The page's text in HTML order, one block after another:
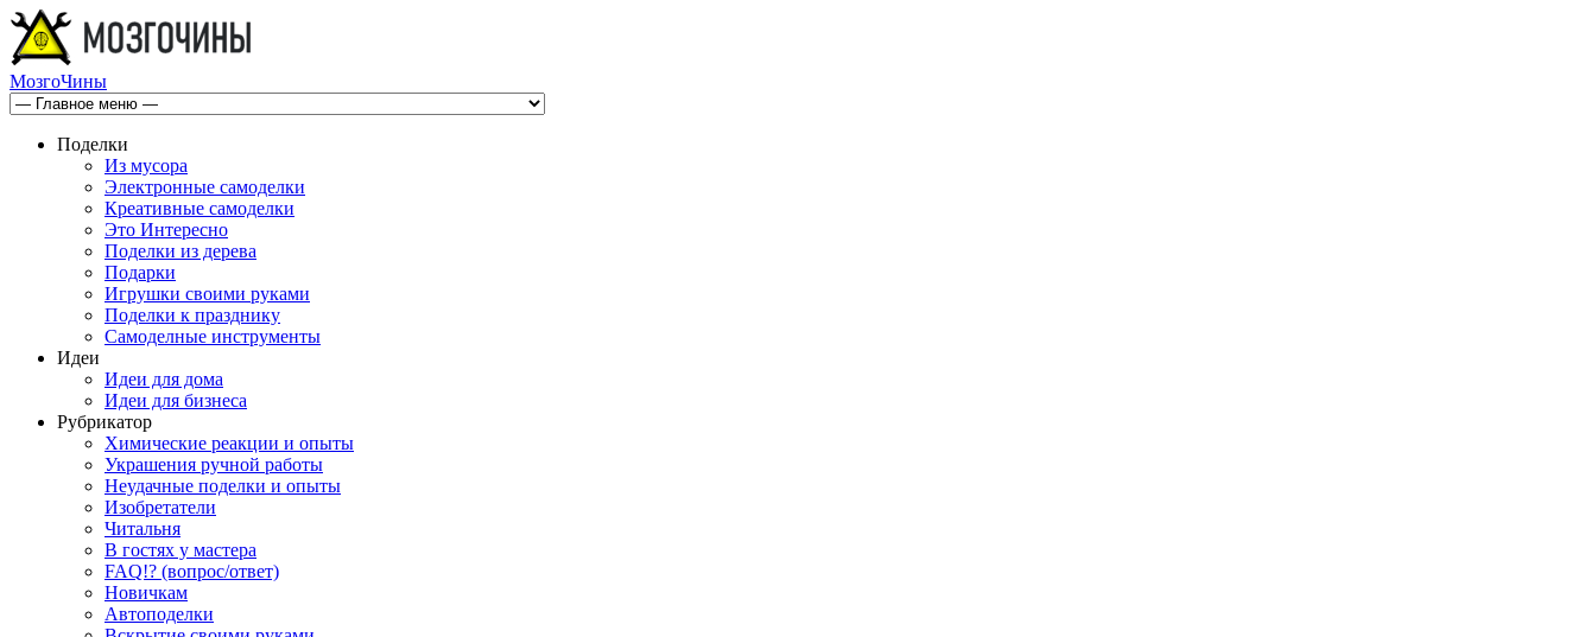
МозгоЧины
Поделки
Из мусора
Электронные самоделки
Креативные самоделки
Это Интересно
Поделки из дерева
Подарки
Игрушки своими руками
Поделки к празднику
Самоделные инструменты
Идеи
Идеи для дома
Идеи для бизнеса
Рубрикатор
Химические реакции и опыты
Украшения ручной работы
Неудачные поделки и опыты
Изобретатели
Читальня
В гостях у мастера
FAQ!? (вопрос/ответ)
Новичкам
Автоподелки